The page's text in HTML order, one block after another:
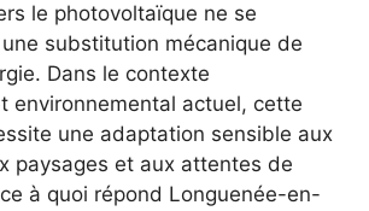
le photovoltaïque ne se
substitution mécanique de
Dans le contexte
environnemental actuel, cette
une adaptation sensible aux
paysages et aux attentes de
ce à quoi répond Longuenée-en-